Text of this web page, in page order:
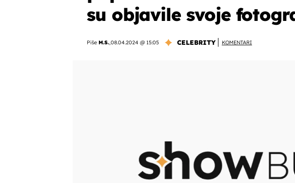
su objavile svoje
Piše M.S.,08.04.2024 @ 15:05 CELEBRITY KOMENTARI